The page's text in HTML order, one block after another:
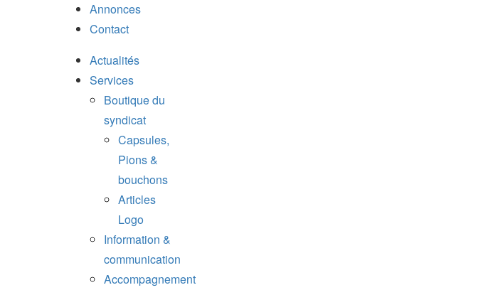
Annonces
Contact
Actualités
Services
Boutique du
syndicat
Capsules,
Pions &
bouchons
Articles
Logo
Information &
communication
Accompagnement